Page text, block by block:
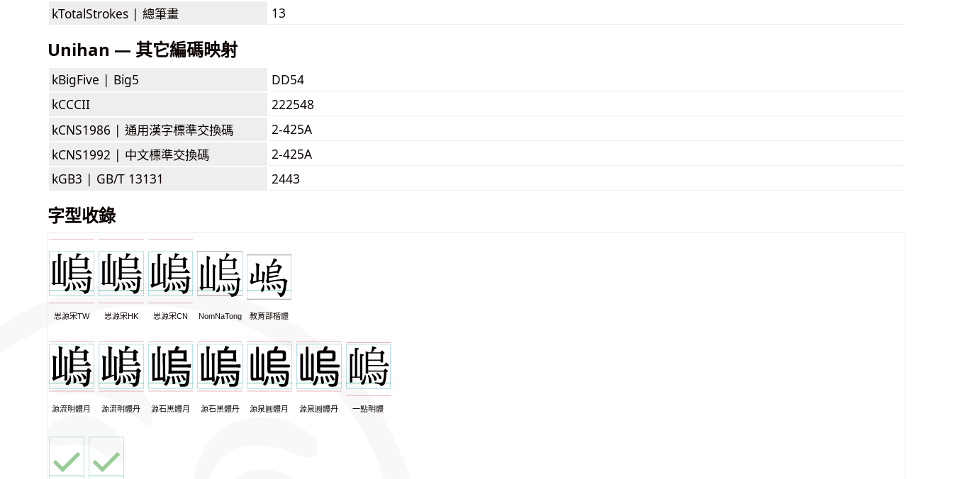
kTotalStrokes | 總筆畫 13
Unihan — 其它編碼映射
kBigFive | Big5
DD54
kCCCII
222548
kCNS1986 | 通用漢字標準交換碼
2-425A
kCNS1992 | 中文標準交換碼
2-425A
kGB3 | GB/T 13131 2443
字型收錄
思源宋TW 思源宋HK 思源宋CN NomNaTong 教育部楷體
源流明體月 源流明體丹 源石黑體月 源石黑體丹 源泉圓體月 源泉圓體丹 一點明體